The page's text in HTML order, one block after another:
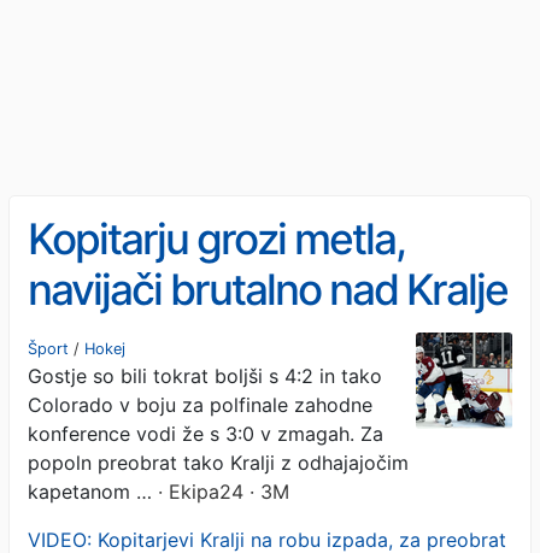
Kopitarju grozi metla,
navijači brutalno nad Kralje
in v bran Slovencu
Šport / Hokej
Gostje so bili tokrat boljši s 4:2 in tako
Colorado v boju za polfinale zahodne
konference vodi že s 3:0 v zmagah. Za
popoln preobrat tako Kralji z odhajajočim
kapetanom … · Ekipa24 · 3M
VIDEO: Kopitarjevi Kralji na robu izpada, za preobrat